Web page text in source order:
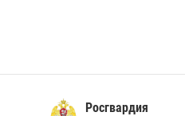
Росгвардия